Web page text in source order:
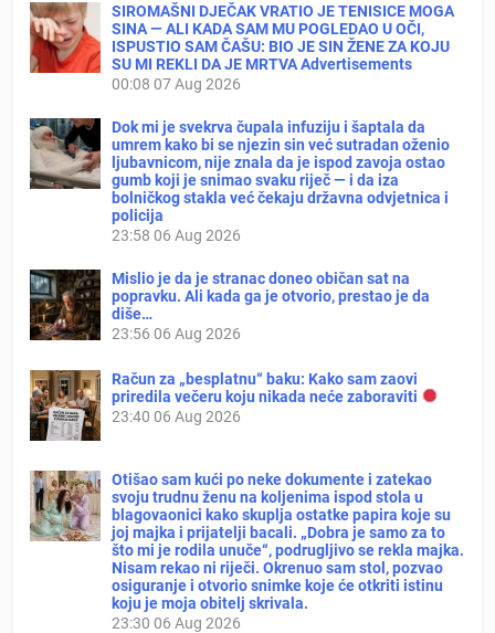
SIROMAŠNI DJEČAK VRATIO JE TENISICE MOGA
SINA — ALI KADA SAM MU POGLEDAO U OČI,
ISPUSTIO SAM ČAŠU: BIO JE SIN ŽENE ZA KOJU
SU MI REKLI DA JE MRTVA Advertisements
00:08 07 Aug 2026
Dok mi je svekrva čupala infuziju i šaptala da
umrem kako bi se njezin sin već sutradan oženio
ljubavnicom, nije znala da je ispod zavoja ostao
gumb koji je snimao svaku riječ — i da iza
bolničkog stakla već čekaju državna odvjetnica i
policija
23:58 06 Aug 2026
Mislio je da je stranac doneo običan sat na
popravku. Ali kada ga je otvorio, prestao je da
diše…
23:56 06 Aug 2026
Račun za „besplatnu“ baku: Kako sam zaovi
priredila večeru koju nikada neće zaboraviti
23:40 06 Aug 2026
Otišao sam kući po neke dokumente i zatekao
svoju trudnu ženu na koljenima ispod stola u
blagovaonici kako skuplja ostatke papira koje su
joj majka i prijatelji bacali. „Dobra je samo za to
što mi je rodila unuče“, podrugljivo se rekla majka.
Nisam rekao ni riječi. Okrenuo sam stol, pozvao
osiguranje i otvorio snimke koje će otkriti istinu
koju je moja obitelj skrivala.
23:30 06 Aug 2026